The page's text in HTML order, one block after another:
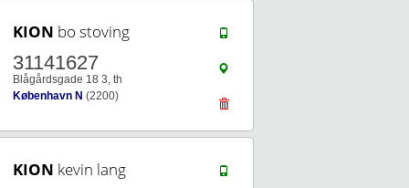
KION bo stoving
31141627
Blågårdsgade 18 3, th
København N (2200)
KION kevin lang